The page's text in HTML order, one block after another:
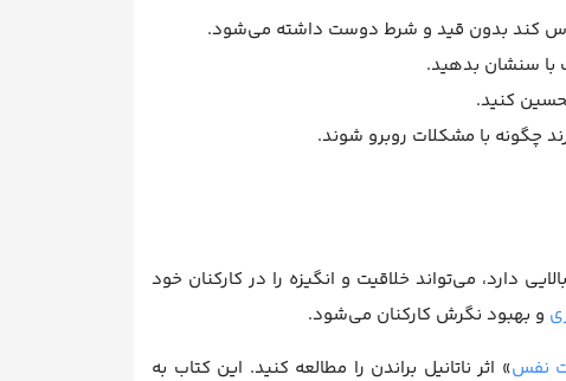
کند بدون قید و شرط دوست داشته می‌شود.
با سنشان بدهید.
کنید.
چگونه با مشکلات روبرو شوند.
دارد، می‌تواند خلاقیت و انگیزه را در کارکنان خود
و بهبود نگرش کارکنان می‌شود.
نفس» اثر ناتانیل براندن را مطالعه کنید. این کتاب به